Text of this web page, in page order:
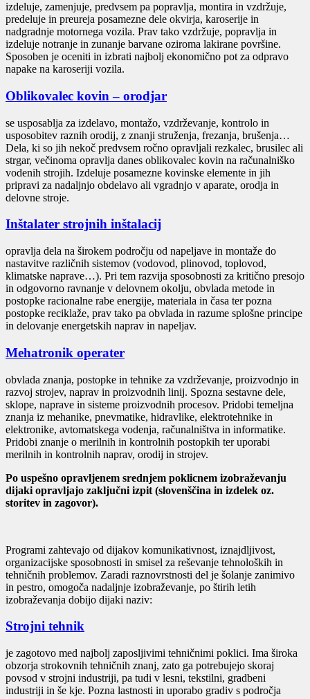
izdeluje, zamenjuje, predvsem pa popravlja, montira in vzdržuje,
predeluje in preureja posamezne dele okvirja, karoserije in
nadgradnje motornega vozila. Prav tako vzdržuje, popravlja in
izdeluje notranje in zunanje barvane oziroma lakirane površine.
Sposoben je oceniti in izbrati najbolj ekonomično pot za odpravo
napake na karoseriji vozila.
Oblikovalec kovin – orodjar
se usposablja za izdelavo, montažo, vzdrževanje, kontrolo in
usposobitev raznih orodij, z znanji struženja, frezanja, brušenja…
Dela, ki so jih nekoč predvsem ročno opravljali rezkalec, brusilec ali
strgar, večinoma opravlja danes oblikovalec kovin na računalniško
vodenih strojih. Izdeluje posamezne kovinske elemente in jih
pripravi za nadaljnjo obdelavo ali vgradnjo v aparate, orodja in
delovne stroje.
Inštalater strojnih inštalacij
opravlja dela na širokem področju od napeljave in montaže do
nastavitve različnih sistemov (vodovod, plinovod, toplovod,
klimatske naprave…). Pri tem razvija sposobnosti za kritično presojo
in odgovorno ravnanje v delovnem okolju, obvlada metode in
postopke racionalne rabe energije, materiala in časa ter pozna
postopke reciklaže, prav tako pa obvlada in razume splošne principe
in delovanje energetskih naprav in napeljav.
Mehatronik operater
obvlada znanja, postopke in tehnike za vzdrževanje, proizvodnjo in
razvoj strojev, naprav in proizvodnih linij. Spozna sestavne dele,
sklope, naprave in sisteme proizvodnih procesov. Pridobi temeljna
znanja iz mehanike, pnevmatike, hidravlike, elektrotehnike in
elektronike, avtomatskega vodenja, računalništva in informatike.
Pridobi znanje o merilnih in kontrolnih postopkih ter uporabi
merilnih in kontrolnih naprav, orodij in strojev.
Po uspešno opravljenem srednjem poklicnem izobraževanju
dijaki opravljajo zaključni izpit (slovenščina in izdelek oz.
storitev in zagovor).
Programi zahtevajo od dijakov komunikativnost, iznajdljivost,
organizacijske sposobnosti in smisel za reševanje tehnoloških in
tehničnih problemov. Zaradi raznovrstnosti del je šolanje zanimivo
in pestro, omogoča nadaljnje izobraževanje, po štirih letih
izobraževanja dobijo dijaki naziv:
Strojni tehnik
je zagotovo med najbolj zaposljivimi tehničnimi poklici. Ima široka
obzorja strokovnih tehničnih znanj, zato ga potrebujejo skoraj
povsod v strojni industriji, pa tudi v lesni, tekstilni, gradbeni
industriji in še kje. Pozna lastnosti in uporabo gradiv s področja